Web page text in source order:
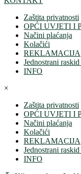
Zaštita privatnosti
OPĆI UVJETI I
Načini plaćanja
Kolačići
REKLAMACIJA
Jednostrani
INFO
×
Zaštita privatnosti
OPĆI UVJETI I
Načini plaćanja
Kolačići
REKLAMACIJA
Jednostrani
INFO